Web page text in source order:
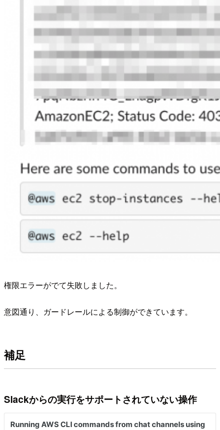
権限エラーがでて失敗しました。
意図通り、ガードレールによる制御ができています。
補足
Slackからの実行をサポートされていない操作